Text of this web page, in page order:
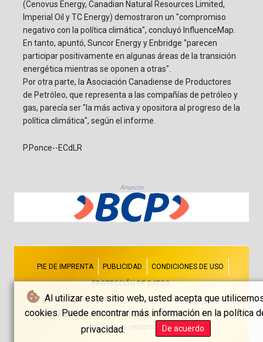
Al utilizar este sitio web, usted acepta que
cookies. Puede encontrar más información en la política
privacidad.
De acuerdo
(Cenovus Energy, Canadian Natural Resources Limited,
Imperial Oil y TC Energy) demostraron un "compromiso
negativo con la política climática", concluyó InfluenceMap.
En tanto, apuntó, Suncor Energy y Enbridge "parecen
participar positivamente en algunas áreas de la transición
energética mientras se oponen a otras".
Por otra parte, la Asociación Canadiense de Productores
de Petróleo, que representa a las compañías de petróleo y
gas, parecía ser "la más activa y opositora al progreso de la
política climática", según el informe.
P.Ponce--ECdLR
Anuncio
PIE DE IMPRENTA PUBLICIDAD CONDICIONES DE USO
PROTECCIÓN DE DATOS
© El Comercio De La República - 2026 - Todos los
derechos reservados